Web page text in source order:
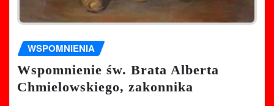
WSPOMNIENIA
Wspomnienie św. Brata Alberta
Chmielowskiego, zakonnika